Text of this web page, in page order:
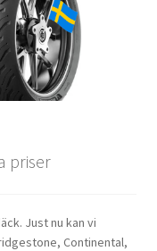
priser
Just nu kan vi
Continental,